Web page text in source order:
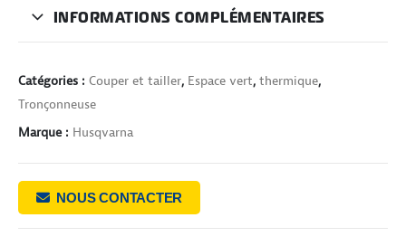
INFORMATIONS COMPLÉMENTAIRES
Catégories : Couper et tailler, Espace vert, thermique,
Tronçonneuse
Marque : Husqvarna
NOUS CONTACTER